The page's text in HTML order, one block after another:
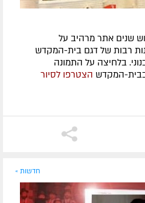
שנים אתר מרהיב על
רבות של דגם בית-המקדש
בלחיצה על התמונה
המקדש הצטרפו לסיור
חדשות »